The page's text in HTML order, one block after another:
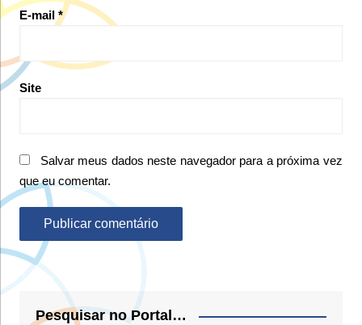
E-mail *
Site
Salvar meus dados neste navegador para a próxima vez
que eu comentar.
Pesquisar no Portal…